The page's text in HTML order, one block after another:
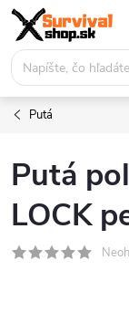
Prejsť
obsah
Putá
Putá
LOCK